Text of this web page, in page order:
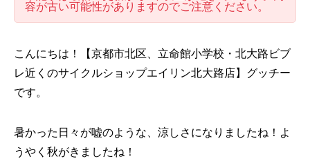
容が古い可能性がありますのでご注意ください。
こんにちは！【京都市北区、立命館小学校・北大路ビブ
レ近くのサイクルショップエイリン北大路店】グッチー
です。
暑かった日々が嘘のような、涼しさになりましたね！よ
うやく秋がきましたね！